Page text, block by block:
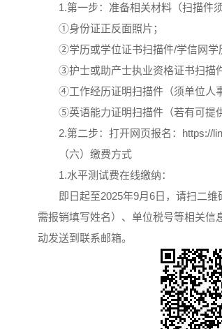
1.第一步：准备相关材料（扫描件
①身份证正反面照片；
②学历或学位证书扫描件/学信网学
③护士或助产士执业资格证书扫描
④工作经历证明扫描件（须单位人
⑤英语能力证明扫描件（若有可提
2.第二步：打开网页报名：https://
（六）缴费方式
1.水平测试费在线缴纳：
即日起至2025年9月6日，请扫二
需报销填写姓名）、单位税号等相关信
动发送到联系邮箱。